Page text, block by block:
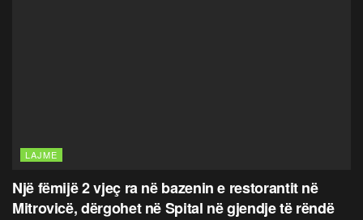
LAJME
Një fëmijë 2 vjeç ra në bazenin e restorantit në
Mitrovicë, dërgohet në Spital në gjendje të rëndë